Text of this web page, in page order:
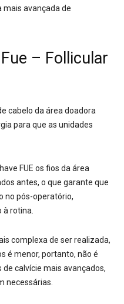
avançada de
– Follicular
cabelo da área doadora
para que as unidades
FUE os fios da área
antes, o que garante que
no pós-operatório,
à rotina.
complexa de ser realizada,
é menor, portanto, não é
calvície mais avançados,
necessárias.